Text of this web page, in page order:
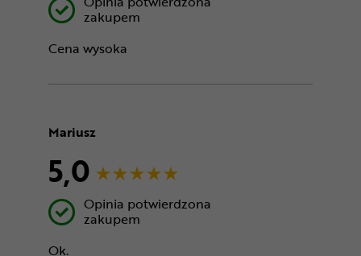
zakupem
Cena wysoka
Mariusz
5,0
Opinia potwierdzona
zakupem
Ok.